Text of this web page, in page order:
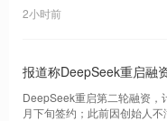
2小时前
报道称DeepSeek重启融
DeepSeek重启第二轮融资
月下旬签约；此前因创始人不